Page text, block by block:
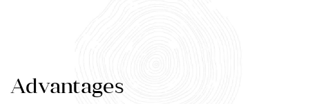
Advantages